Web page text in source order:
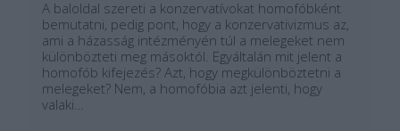
A baloldal szereti a konzervatívokat homofóbként
bemutatni, pedig pont, hogy a konzervativizmus az,
ami a házasság intézményén túl a melegeket nem
különbözteti meg másoktól. Egyáltalán mit jelent a
homofób kifejezés? Azt, hogy megkülönböztetni a
melegeket? Nem, a homofóbia azt jelenti, hogy
valaki…